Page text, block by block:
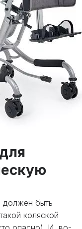
быть
коляской